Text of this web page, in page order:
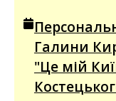
Галини
"Це мій